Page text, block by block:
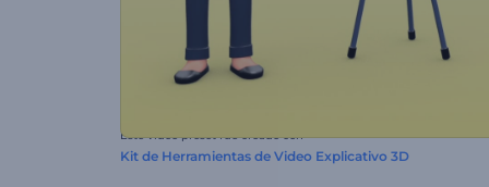
Este video preset fue creado con
Kit de Herramientas de Video Explicativo 3D